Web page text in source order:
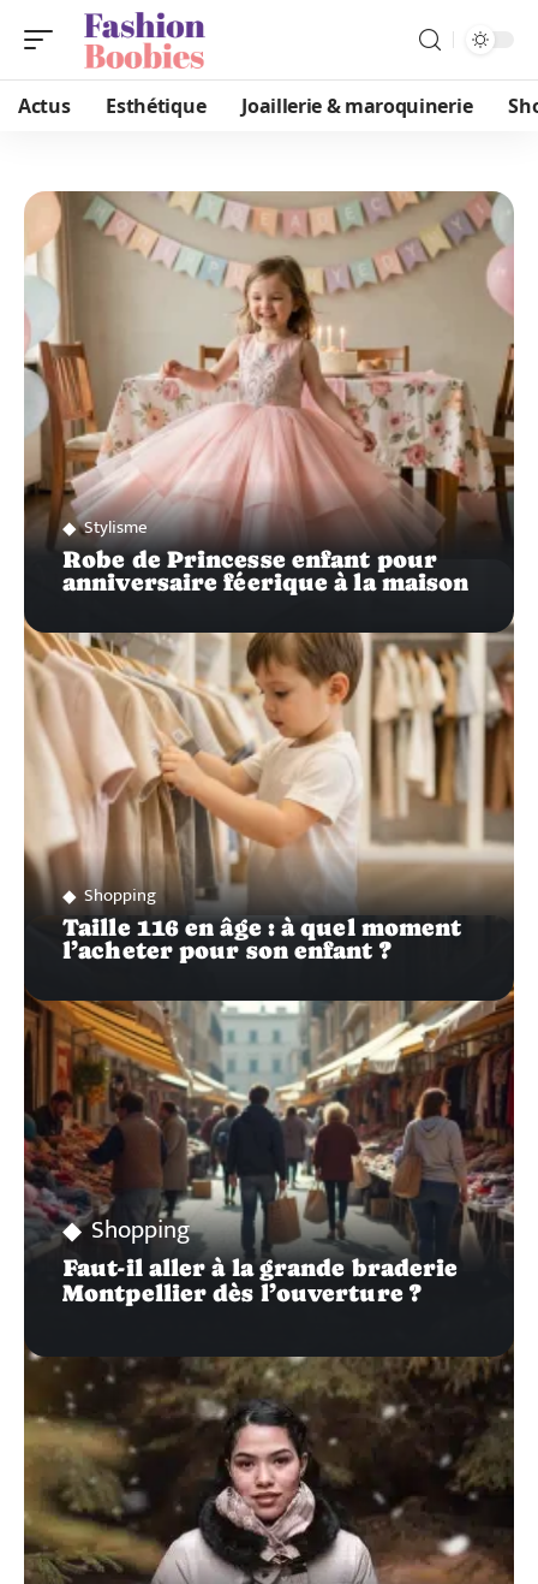
Actus Esthétique Joaillerie & maroquinerie
Stylisme
Robe de Princesse enfant pour
anniversaire féerique à la maison
Shopping
Taille 116 en âge : à quel moment
l’acheter pour son enfant ?
Shopping
Faut-il aller à la grande braderie
Montpellier dès l’ouverture ?